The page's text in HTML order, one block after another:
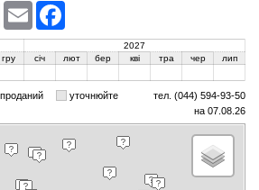
Viber Email
2027
гру січ лют бер кві тра чер лип
проданий уточнюйте
тел. (044) 594-93-50
на 07.08.26